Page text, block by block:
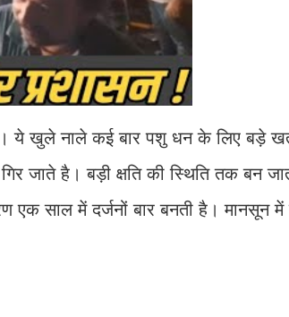
ये खुले नाले कई बार पशु धन के लिए बड़े
जाते है। बड़ी क्षति की स्थिति तक बन
साल में दर्जनों बार बनती है। मानसून में